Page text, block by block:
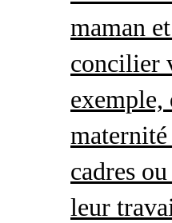
maman
concilier
exemple,
cadres
leur